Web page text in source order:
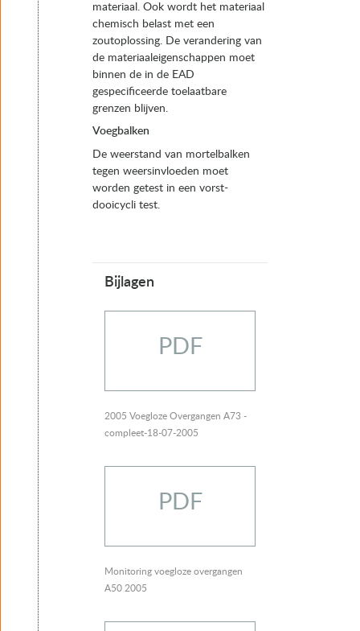
materiaal. Ook wordt het materiaal
chemisch belast met een
zoutoplossing. De verandering van
de materiaaleigenschappen moet
binnen de in de EAD
gespecificeerde toelaatbare
grenzen blijven.
Voegbalken
De weerstand van mortelbalken
tegen weersinvloeden moet
worden getest in een vorst-
dooicycli test.
Bijlagen
PDF
2005 Voegloze Overgangen A73 -
compleet-18-07-2005
PDF
Monitoring voegloze overgangen
A50 2005